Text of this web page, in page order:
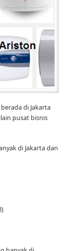
di Jakarta
pusat bisnis
di Jakarta dan